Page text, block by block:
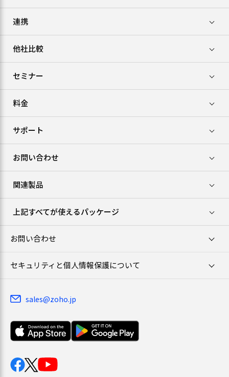
連携
他社比較
セミナー
料金
サポート
お問い合わせ
関連製品
上記すべてが使えるパッケージ
お問い合わせ
セキュリティと個人情報保護について
sales@zoho.jp